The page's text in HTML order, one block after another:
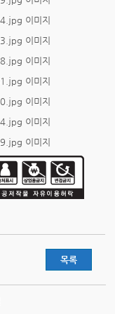
목록